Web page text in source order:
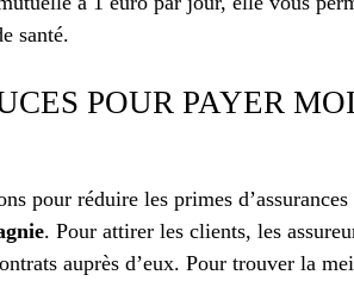
santé.
POUR PAYER
pour réduire les primes d’assurances
. Pour attirer les clients, les
auprès d’eux. Pour trouver la